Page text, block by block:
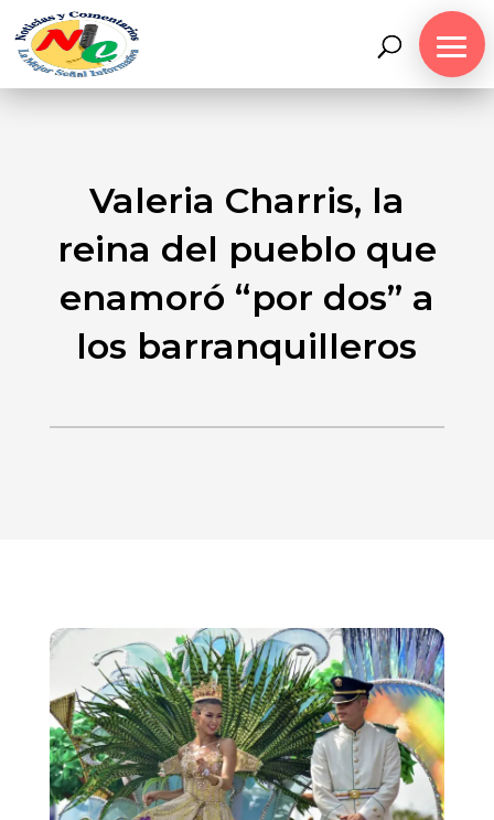
Valeria Charris, la
reina del pueblo que
enamoró “por dos” a
los barranquilleros